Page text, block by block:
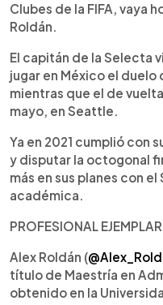
Clubes de la FIFA, vaya
Roldán.
El capitán de la Selecta
jugar en México el duelo
mientras que el de
mayo, en Seattle.
Ya en 2021 cumplió con
y disputar la octogonal
más en sus planes con
académica.
PROFESIONAL
Alex Roldán (
título de Maestría en
obtenido en la